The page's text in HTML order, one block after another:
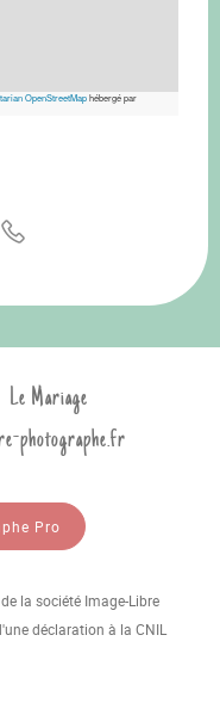
OpenStreetMaphébergé par
Le Mariage
photographe.fr
Pro
la société Image-Libre
déclaration à la CNIL